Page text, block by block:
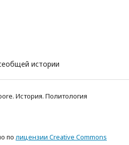
истории
История. Политология
по лицензии Creative Commons